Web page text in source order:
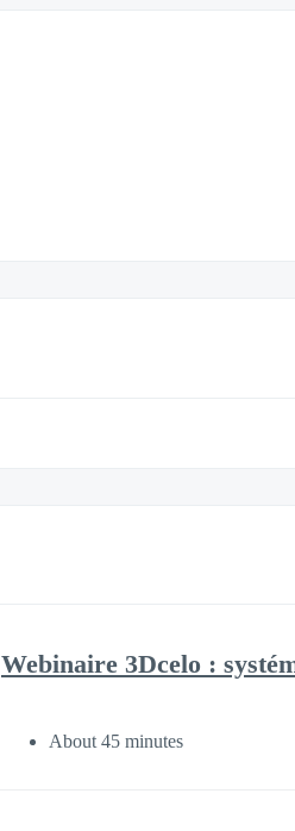
Webinaire 3Dcelo :
About 45 minutes